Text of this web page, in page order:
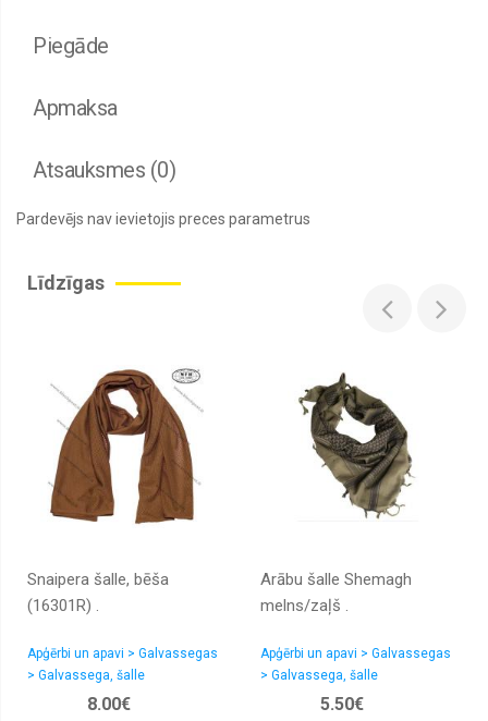
Piegāde
Apmaksa
Atsauksmes (0)
Pardevējs nav ievietojis preces parametrus
Līdzīgas
Snaipera šalle, bēša
(16301R) .
Apģērbi un apavi > Galvassegas
> Galvassega, šalle
8.00€
Arābu šalle Shemagh
melns/zaļš .
Apģērbi un apavi > Galvassegas
> Galvassega, šalle
5.50€